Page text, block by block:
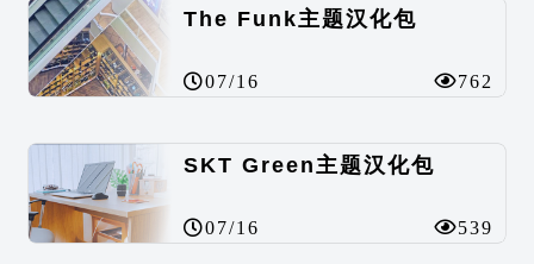
The Funk主题汉化包
07/16 762
SKT Green主题汉化包
07/16 539